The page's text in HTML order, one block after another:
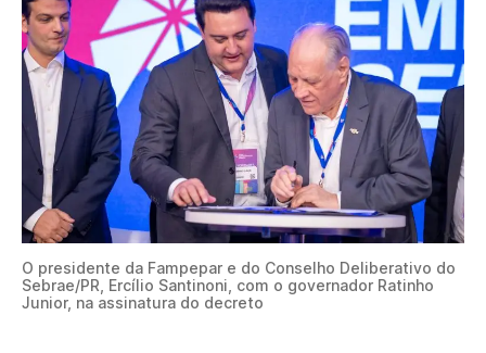
O presidente da Fampepar e do Conselho Deliberativo do
Sebrae/PR, Ercílio Santinoni, com o governador Ratinho
Junior, na assinatura do decreto